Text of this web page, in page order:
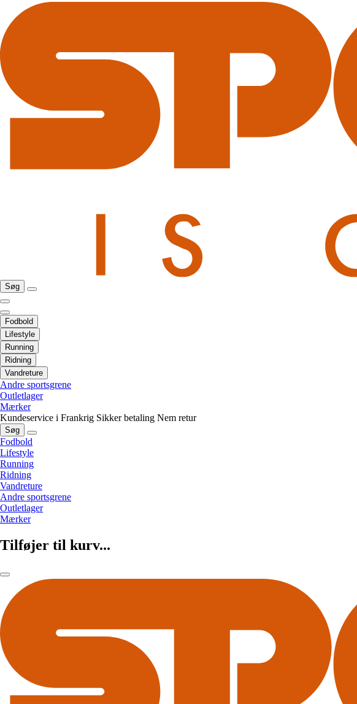
Søg
Fodbold
Lifestyle
Running
Ridning
Vandreture
Andre sportsgrene
Outletlager
Mærker
Kundeservice i Frankrig Sikker betaling Nem retur
Søg
Fodbold
Lifestyle
Running
Ridning
Vandreture
Andre sportsgrene
Outletlager
Mærker
Tilføjer til kurv...